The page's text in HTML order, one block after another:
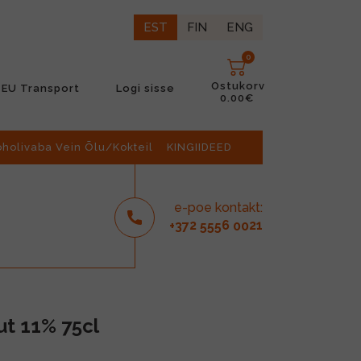
EST FIN ENG
EU Transport Logi sisse
0
Ostukorv
0.00€
Vein Õlu/Kokteil KINGIIDEED
e-poe kontakt:
+372 5556 0021
11% 75cl